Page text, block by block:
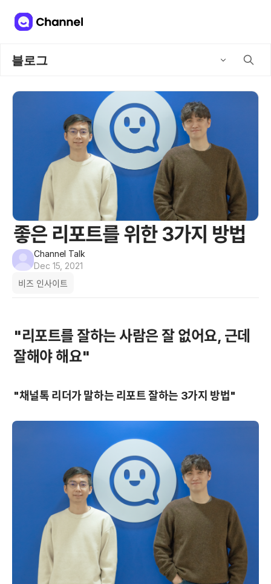
블로그
좋은 리포트를 위한 3가지 방법
Channel Talk
Dec 15, 2021
비즈 인사이트
"리포트를 잘하는 사람은 잘 없어요, 근데
잘해야 해요"
"채널톡 리더가 말하는 리포트 잘하는 3가지 방법"